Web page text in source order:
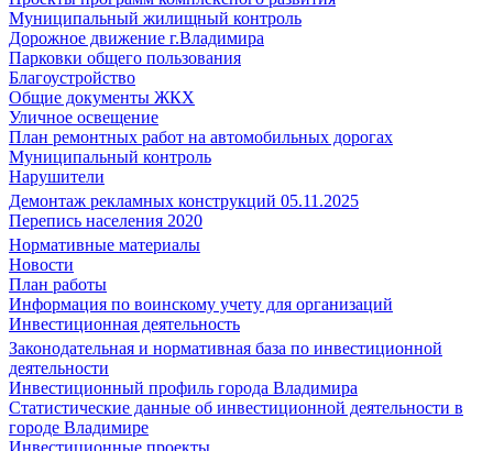
Муниципальный жилищный контроль
Дорожное движение г.Владимира
Парковки общего пользования
Благоустройство
Общие документы ЖКХ
Уличное освещение
План ремонтных работ на автомобильных дорогах
Муниципальный контроль
Нарушители
Демонтаж рекламных конструкций 05.11.2025
Перепись населения 2020
Нормативные материалы
Новости
План работы
Информация по воинскому учету для организаций
Инвестиционная деятельность
Законодательная и нормативная база по инвестиционной
деятельности
Инвестиционный профиль города Владимира
Статистические данные об инвестиционной деятельности в
городе Владимире
Инвестиционные проекты